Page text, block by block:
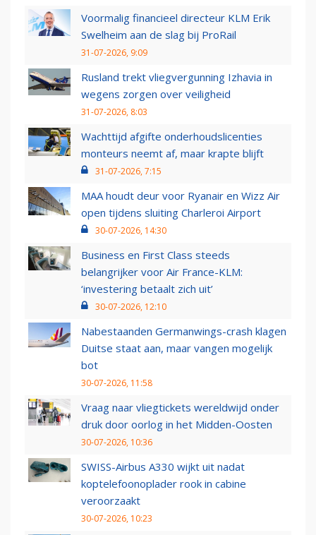
Voormalig financieel directeur KLM Erik
Swelheim aan de slag bij ProRail
31-07-2026, 9:09
Rusland trekt vliegvergunning Izhavia in
wegens zorgen over veiligheid
31-07-2026, 8:03
Wachttijd afgifte onderhoudslicenties
monteurs neemt af, maar krapte blijft
31-07-2026, 7:15
MAA houdt deur voor Ryanair en Wizz Air
open tijdens sluiting Charleroi Airport
30-07-2026, 14:30
Business en First Class steeds
belangrijker voor Air France-KLM:
‘investering betaalt zich uit’
30-07-2026, 12:10
Nabestaanden Germanwings-crash klagen
Duitse staat aan, maar vangen mogelijk
bot
30-07-2026, 11:58
Vraag naar vliegtickets wereldwijd onder
druk door oorlog in het Midden-Oosten
30-07-2026, 10:36
SWISS-Airbus A330 wijkt uit nadat
koptelefoonoplader rook in cabine
veroorzaakt
30-07-2026, 10:23